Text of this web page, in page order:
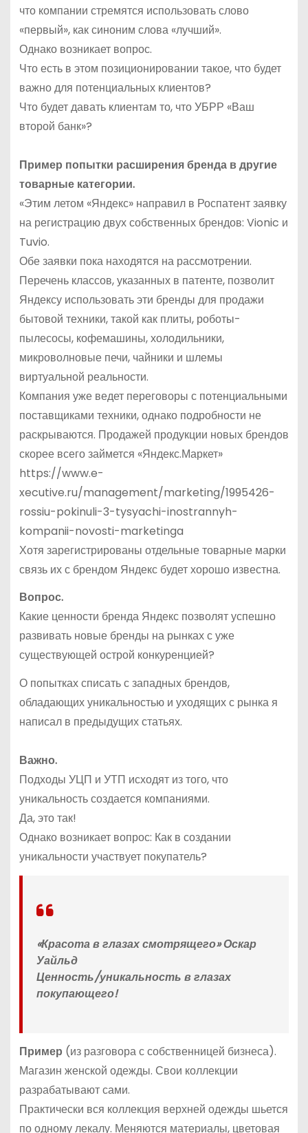
что компании стремятся использовать слово
«первый», как синоним слова «лучший».
Однако возникает вопрос.
Что есть в этом позиционировании такое, что будет
важно для потенциальных клиентов?
Что будет давать клиентам то, что УБРР «Ваш
второй банк»?
Пример попытки расширения бренда в другие
товарные категории.
«Этим летом «Яндекс» направил в Роспатент заявку
на регистрацию двух собственных брендов: Vionic и
Tuvio.
Обе заявки пока находятся на рассмотрении.
Перечень классов, указанных в патенте, позволит
Яндексу использовать эти бренды для продажи
бытовой техники, такой как плиты, роботы-
пылесосы, кофемашины, холодильники,
микроволновые печи, чайники и шлемы
виртуальной реальности.
Компания уже ведет переговоры с потенциальными
поставщиками техники, однако подробности не
раскрываются. Продажей продукции новых брендов
скорее всего займется «Яндекс.Маркет»
https://www.e-
xecutive.ru/management/marketing/1995426-
rossiu-pokinuli-3-tysyachi-inostrannyh-
kompanii-novosti-marketinga
Хотя зарегистрированы отдельные товарные марки
связь их с брендом Яндекс будет хорошо известна.
Вопрос.
Какие ценности бренда Яндекс позволят успешно
развивать новые бренды на рынках с уже
существующей острой конкуренцией?
О попытках списать с западных брендов,
обладающих уникальностью и уходящих с рынка я
написал в предыдущих статьях.
Важно.
Подходы УЦП и УТП исходят из того, что
уникальность создается компаниями.
Да, это так!
Однако возникает вопрос: Как в создании
уникальности участвует покупатель?
«Красота в глазах смотрящего» Оскар
Уайльд
Ценность/уникальность в глазах
покупающего!
Пример (из разговора с собственницей бизнеса).
Магазин женской одежды. Свои коллекции
разрабатывают сами.
Практически вся коллекция верхней одежды шьется
по одному лекалу. Меняются материалы, цветовая